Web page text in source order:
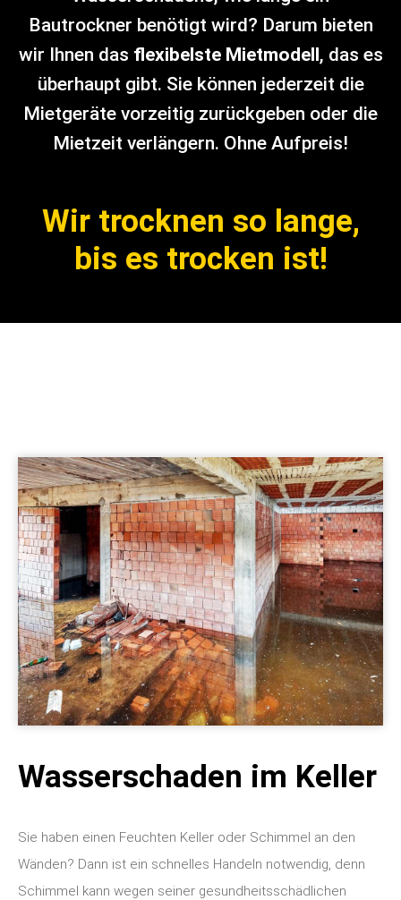
Bautrockner benötigt wird? Darum bieten
wir Ihnen das flexibelste Mietmodell, das es
überhaupt gibt. Sie können jederzeit die
Mietgeräte vorzeitig zurückgeben oder die
Mietzeit verlängern. Ohne Aufpreis!
Wir trocknen so lange,
bis es trocken ist!
Wasserschaden im Keller
Sie haben einen Feuchten Keller oder Schimmel an den
Wänden? Dann ist ein schnelles Handeln notwendig, denn
Schimmel kann wegen seiner gesundheitsschädlichen